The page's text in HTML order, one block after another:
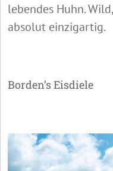
lebendes Huhn.
absolut einzigartig.
Borden’s Eisdiele